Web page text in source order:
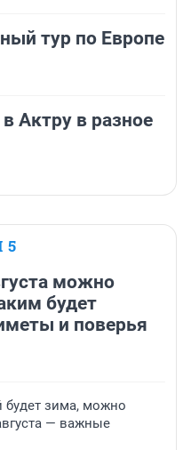
тур по Европе
Актру в разное
5
можно
будет
и поверья
будет зима, можно
— важные